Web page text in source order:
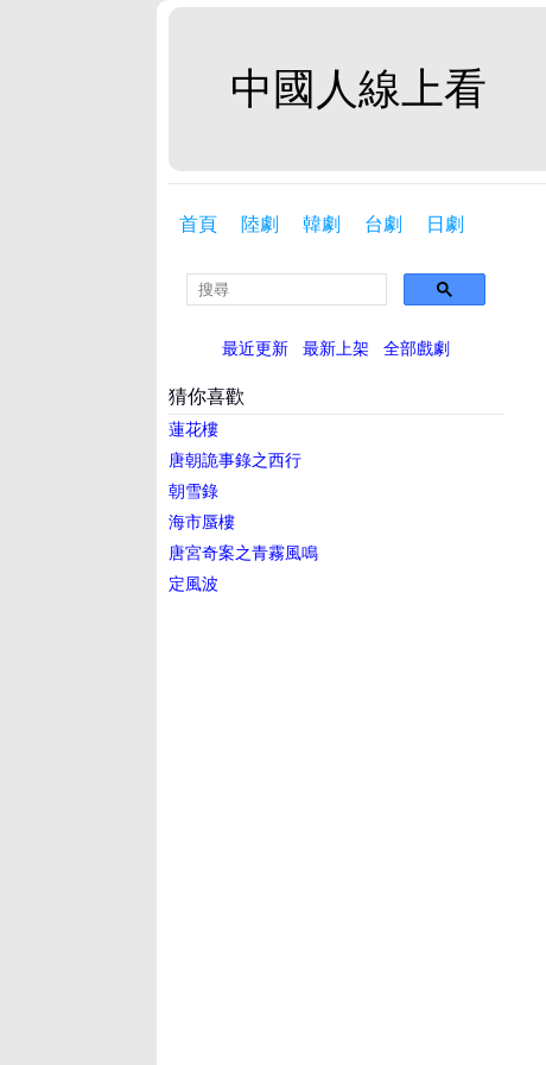
中國人線上看
首頁 陸劇 韓劇 台劇 日劇
最近更新 最新上架 全部戲劇
猜你喜歡
蓮花樓
唐朝詭事錄之西行
朝雪錄
海市蜃樓
唐宮奇案之青霧風鳴
定風波